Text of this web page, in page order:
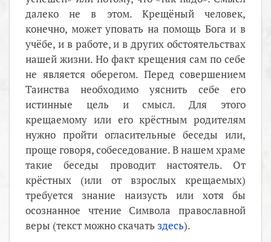
далеко не в этом. Крещёный человек,
конечно, может уповать на помощь Бога и в
учёбе, и в работе, и в других обстоятельствах
нашей жизни. Но факт крещения сам по себе
не является оберегом. Перед совершением
Таинства необходимо уяснить себе его
истинные цель и смысл. Для этого
крещаемому или его крёстным родителям
нужно пройти огласительные беседы или,
проще говоря, собеседование. В нашем храме
такие беседы проводит настоятель. От
крёстных (или от взрослых крещаемых)
требуется знание наизусть или хотя бы
осознанное чтение Символа православной
веры (текст можно скачать здесь).